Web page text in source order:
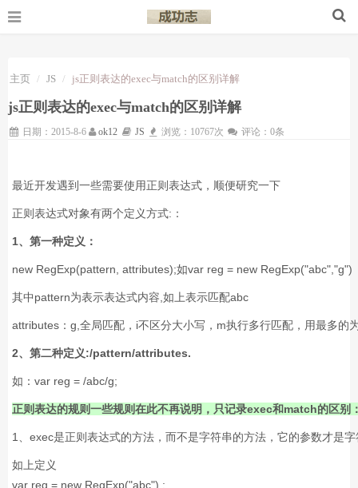
主页 JS js正则表达的exec与match的区别详解
js正则表达的exec与match的区别详解
日期：2015-8-6 ok12 JS 浏览：10767次 评论：0条
最近开发遇到一些需要使用正则表达式，顺便研究一下
正则表达式对象有两个定义方式:：
1、第一种定义：
new RegExp(pattern, attributes);如var reg = new RegExp("abc","g")
其中pattern为表示表达式内容,如上表示匹配abc
attributes：g,全局匹配，i不区分大小写，m执行多行匹配，用最多的
2、第二种定义:/pattern/attributes.
如：var reg = /abc/g;
正则表达的规则一些规则在此不再说明，只记录exec和match的区别
1、exec是正则表达式的方法，而不是字符串的方法，它的参数才是
如上定义
var reg = new RegExp("abc") ;